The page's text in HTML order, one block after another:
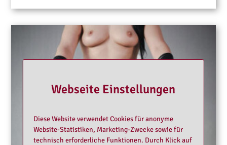
Webseite Einstellungen
Diese Website verwendet Cookies für anonyme
Website-Statistiken, Marketing-Zwecke sowie für
technisch erforderliche Funktionen. Durch Klick auf